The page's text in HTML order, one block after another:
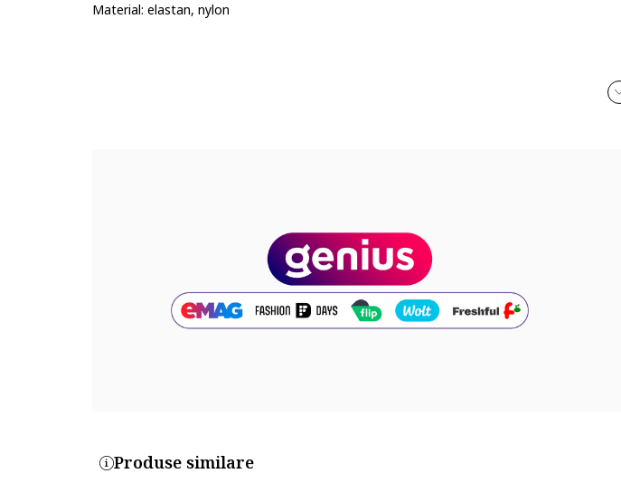
Material: elastan, nylon
Produse similare